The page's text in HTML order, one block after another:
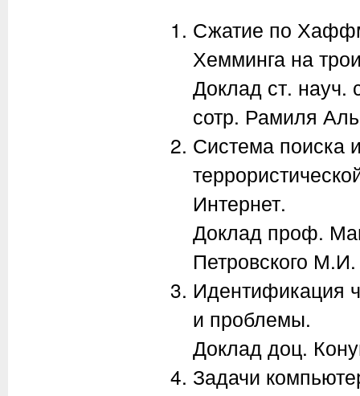
Сжатие по
Хемминга на
Доклад ст.
сотр. Рамиля
Система поиска
Интернет.
Доклад проф.
Петровского М.И.
Идентификация
и проблемы.
Доклад доц.
Задачи